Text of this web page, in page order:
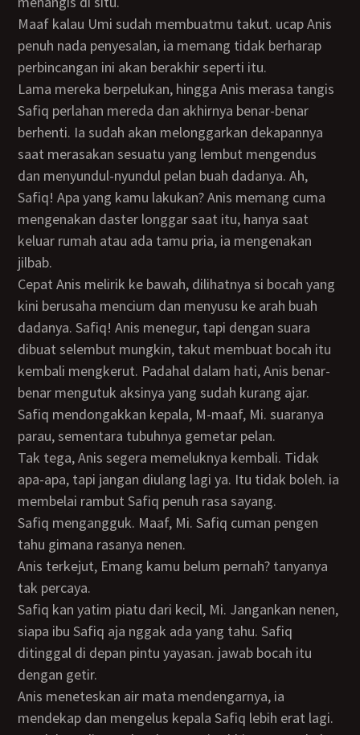
Maaf kalau Umi sudah membuatmu takut. ucap Anis
penuh nada penyesalan, ia memang tidak berharap
perbincangan ini akan berakhir seperti itu.
Lama mereka berpelukan, hingga Anis merasa tangis
Safiq perlahan mereda dan akhirnya benar-benar
berhenti. Ia sudah akan melonggarkan dekapannya
saat merasakan sesuatu yang lembut mengendus
dan menyundul-nyundul pelan buah dadanya. Ah,
Safiq! Apa yang kamu lakukan? Anis memang cuma
mengenakan daster longgar saat itu, hanya saat
keluar rumah atau ada tamu pria, ia mengenakan
jilbab.
Cepat Anis melirik ke bawah, dilihatnya si bocah yang
kini berusaha mencium dan menyusu ke arah buah
dadanya. Safiq! Anis menegur, tapi dengan suara
dibuat selembut mungkin, takut membuat bocah itu
kembali mengkerut. Padahal dalam hati, Anis benar-
benar mengutuk aksinya yang sudah kurang ajar.
Safiq mendongakkan kepala, M-maaf, Mi. suaranya
parau, sementara tubuhnya gemetar pelan.
Tak tega, Anis segera memeluknya kembali. Tidak
apa-apa, tapi jangan diulang lagi ya. Itu tidak boleh. ia
membelai rambut Safiq penuh rasa sayang.
Safiq mengangguk. Maaf, Mi. Safiq cuman pengen
tahu gimana rasanya nenen.
Anis terkejut, Emang kamu belum pernah? tanyanya
tak percaya.
Safiq kan yatim piatu dari kecil, Mi. Jangankan nenen,
siapa ibu Safiq aja nggak ada yang tahu. Safiq
ditinggal di depan pintu yayasan. jawab bocah itu
dengan getir.
Anis meneteskan air mata mendengarnya, ia
mendekap dan mengelus kepala Safiq lebih erat lagi.